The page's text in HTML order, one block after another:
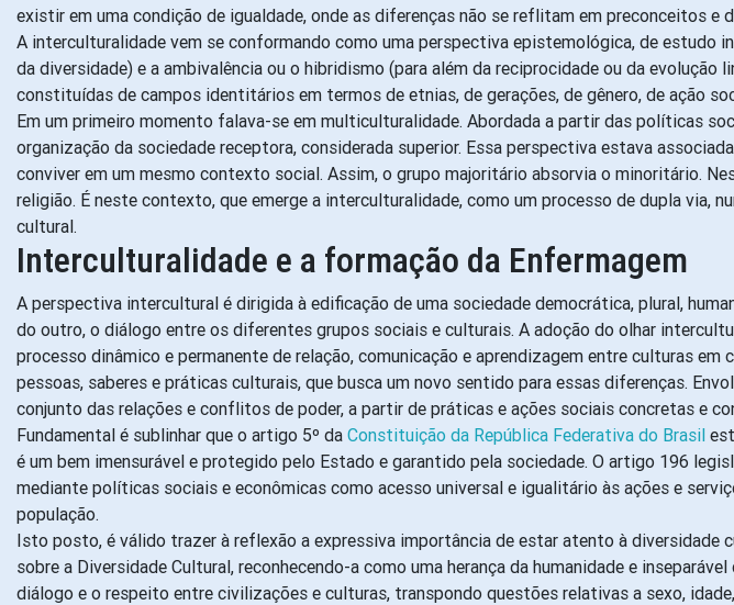
existir em uma condição de igualdade, onde as diferenças não se reflitam em preconceitos e
A interculturalidade vem se conformando como uma perspectiva epistemológica, de estudo
da diversidade) e a ambivalência ou o hibridismo (para além da reciprocidade ou da
constituídas de campos identitários em termos de etnias, de gerações, de gênero, de ação
Em um primeiro momento falava-se em multiculturalidade. Abordada a partir das políticas
organização da sociedade receptora, considerada superior. Essa perspectiva estava
conviver em um mesmo contexto social. Assim, o grupo majoritário absorvia o minoritário.
religião. É neste contexto, que emerge a interculturalidade, como um processo de dupla via,
cultural.
Interculturalidade e a formação da Enfermagem
A perspectiva intercultural é dirigida à edificação de uma sociedade democrática, plural,
do outro, o diálogo entre os diferentes grupos sociais e culturais. A adoção do olhar
processo dinâmico e permanente de relação, comunicação e aprendizagem entre culturas
pessoas, saberes e práticas culturais, que busca um novo sentido para essas diferenças.
conjunto das relações e conflitos de poder, a partir de práticas e ações sociais concretas e
Fundamental é sublinhar que o artigo 5º da Constituição da República Federativa do Brasil
é um bem imensurável e protegido pelo Estado e garantido pela sociedade. O artigo 196
mediante políticas sociais e econômicas como acesso universal e igualitário às ações e
população.
Isto posto, é válido trazer à reflexão a expressiva importância de estar atento à diversidade
sobre a Diversidade Cultural, reconhecendo-a como uma herança da humanidade e
diálogo e o respeito entre civilizações e culturas, transpondo questões relativas a sexo,